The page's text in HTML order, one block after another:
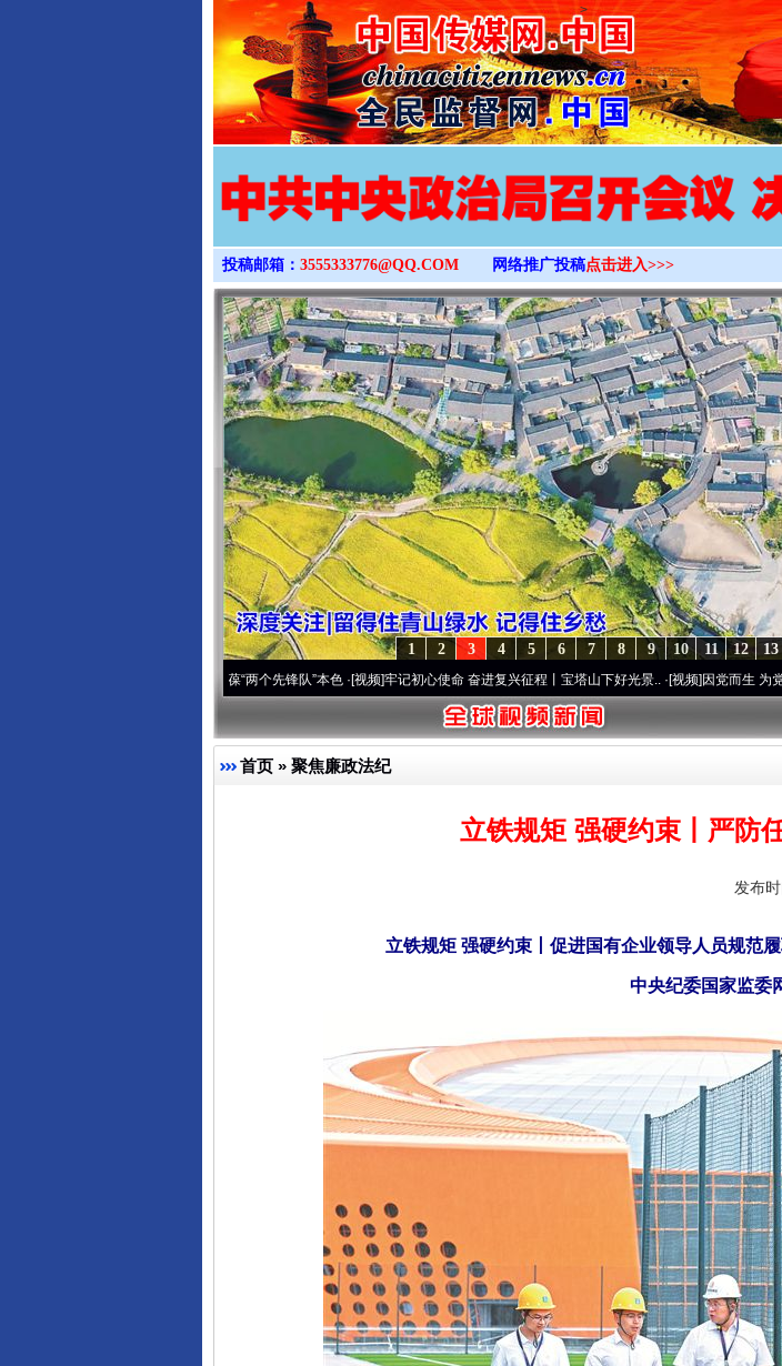
>
投稿邮箱： 3555333776@QQ.COM 网络推广投稿点击进入>>>
13
12
11
10
9
8
7
6
5
4
3
2
1
永葆“两个先锋队”本色·[视频]牢记初心使命 奋进复兴征程丨宝塔山下好光景..·[视频]因党而生 为党而战——百
首页 » 聚焦廉政法纪
立铁规矩 强硬约束丨严防
发布
立铁规矩 强硬约束丨促进国有企业领导人员规范
中央纪委国家监委